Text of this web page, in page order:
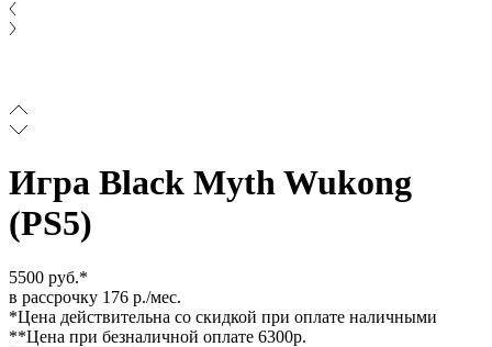
Игра Black Myth Wukong
(PS5)
5500 руб.*
в рассрочку 176 р./мес.
*Цена действительна со скидкой при оплате наличными
**Цена при безналичной оплате 6300р.